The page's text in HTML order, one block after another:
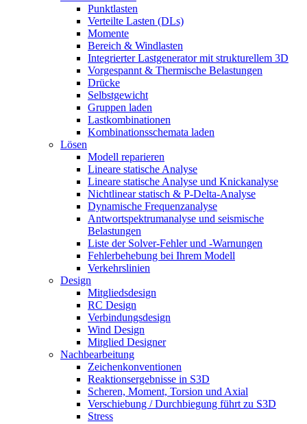
Punktlasten
Verteilte Lasten (DLs)
Momente
Bereich & Windlasten
Integrierter Lastgenerator mit strukturellem 3D
Vorgespannt & Thermische Belastungen
Drücke
Selbstgewicht
Gruppen laden
Lastkombinationen
Kombinationsschemata laden
Lösen
Modell reparieren
Lineare statische Analyse
Lineare statische Analyse und Knickanalyse
Nichtlinear statisch & P-Delta-Analyse
Dynamische Frequenzanalyse
Antwortspektrumanalyse und seismische
Belastungen
Liste der Solver-Fehler und -Warnungen
Fehlerbehebung bei Ihrem Modell
Verkehrslinien
Design
Mitgliedsdesign
RC Design
Verbindungsdesign
Wind Design
Mitglied Designer
Nachbearbeitung
Zeichenkonventionen
Reaktionsergebnisse in S3D
Scheren, Moment, Torsion und Axial
Verschiebung / Durchbiegung führt zu S3D
Stress